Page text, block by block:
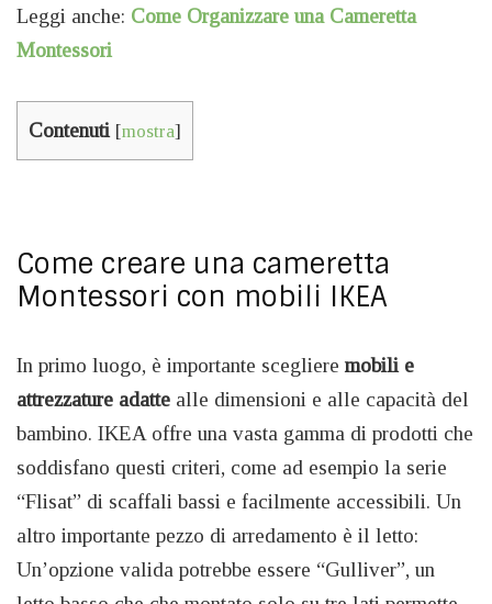
Leggi anche: Come Organizzare una Cameretta
Montessori
Contenuti [mostra]
Come creare una cameretta
Montessori con mobili IKEA
In primo luogo, è importante scegliere mobili e
attrezzature adatte alle dimensioni e alle capacità del
bambino. IKEA offre una vasta gamma di prodotti che
soddisfano questi criteri, come ad esempio la serie
“Flisat” di scaffali bassi e facilmente accessibili. Un
altro importante pezzo di arredamento è il letto:
Un’opzione valida potrebbe essere “Gulliver”, un